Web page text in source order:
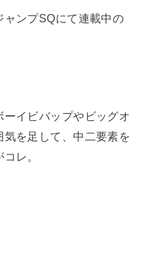
ンプSQにて連載中の
イビバップやビッグオ
を足して、中二要素を
レ。